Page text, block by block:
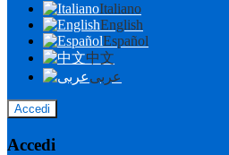
Italiano
English
Español
中文
عربى
Accedi
Accedi